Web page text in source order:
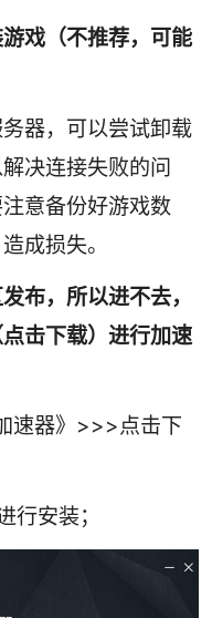
戏（不推荐，可能
器，可以尝试卸载
决连接失败的问
意备份好游戏数
成损失。
布，所以进不去，
击下载） 进行加速
速器》>>>点击下
行安装；